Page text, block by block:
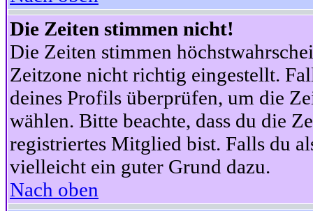
Die Zeiten stimmen nicht!
Die Zeiten stimmen
Zeitzone nicht richtig eingestellt.
deines Profils überprüfen, um die
wählen. Bitte beachte, dass du die
registriertes Mitglied bist. Falls du
vielleicht ein guter Grund dazu.
Nach oben